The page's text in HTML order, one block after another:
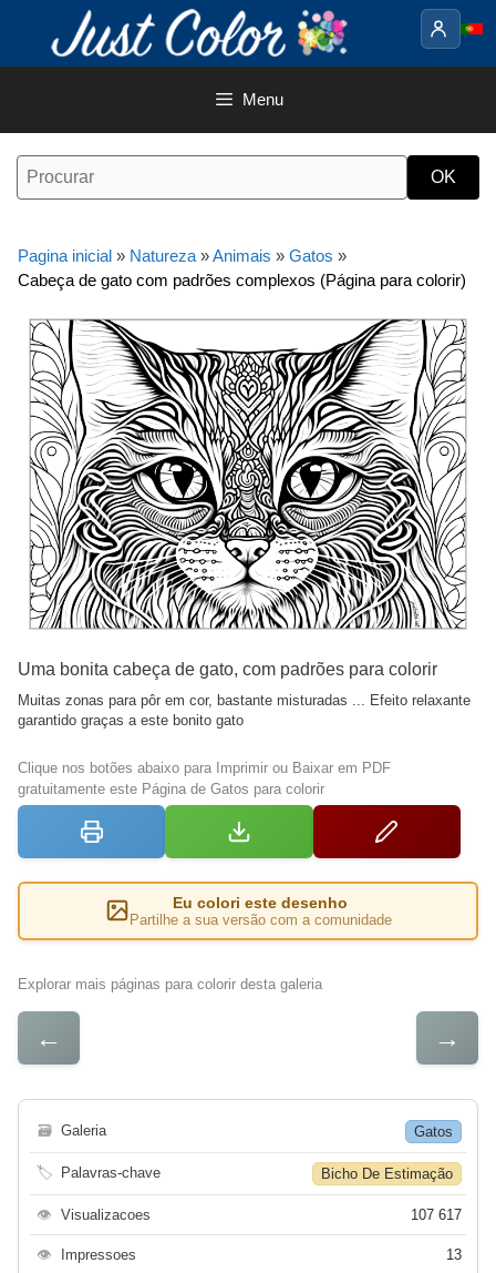
o
Menu
Pagina inicial » Natureza »Animais » Gatos »
Cabeça de gato com padrões complexos (Página para colorir)
Uma bonita cabeça de gato, com padrões para colorir
Muitas zonas para pôr em cor, bastante misturadas ... Efeito relaxante
garantido graças a este bonito gato
Clique nos botões abaixo para Imprimir ou Baixar em PDF
gratuitamente este Página de Gatos para colorir
Eu colori este desenho
Partilhe a sua versão com a comunidade
Explorar mais páginas para colorir desta galeria
← →
🗃 Galeria Gatos
🏷 Palavras-chave Bicho De Estimação
👁 Visualizacoes 107 617
👁 Impressoes 13